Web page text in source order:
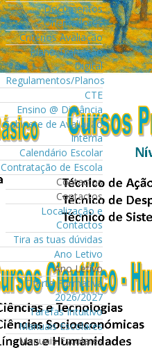
Documentos
Orientadores
Critérios Avaliação
Plano Transição
Digital
Regulamentos/Planos
CTE
Ensino @ Distância
Gabinete de Avaliação
Interna
Calendário Escolar
Contratação de Escola
Contactos
Contactos
Localização e
Contactos
Tira as tuas dúvidas
Ano Letivo
Ano Letivo
Oferta Formativa
2026/2027
Tarefas Intuitivo
Manuais Escolares
Manuais Escolares